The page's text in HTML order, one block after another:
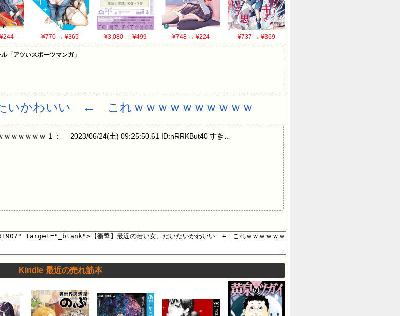
¥770→ ¥365 ¥3,080→ ¥499 ¥748→ ¥224 ¥737→ ¥369
「アツいスポーツマンガ」
たいかわいい ← これｗｗｗｗｗｗｗｗｗｗ
ｗｗｗｗｗｗ 1 ： 2023/06/24(土) 09:25:50.61 ID:nRRKBut40 すき…
Kindle 最近の売れ筋本